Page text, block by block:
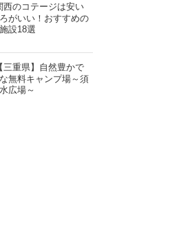
西のコテージは安い
がいい！おすすめの
設18選
【三重県】自然豊かで
無料キャンプ場～須
広場～